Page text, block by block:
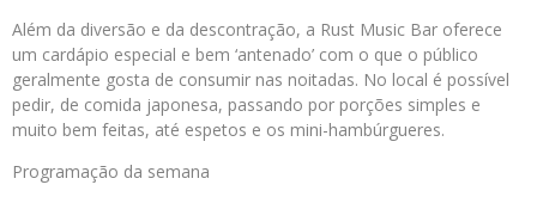
Além da diversão e da descontração, a Rust Music Bar oferece
um cardápio especial e bem ‘antenado’ com o que o público
geralmente gosta de consumir nas noitadas. No local é possível
pedir, de comida japonesa, passando por porções simples e
muito bem feitas, até espetos e os mini-hambúrgueres.
Programação da semana